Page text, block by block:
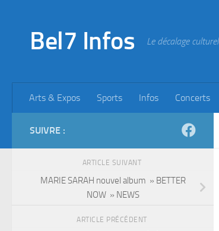
Bel7 Infos Le décalage culturel
Arts & Expos Sports Infos Concerts
SUIVRE :
ARTICLE SUIVANT
MARIE SARAH nouvel album » BETTER
NOW » NEWS
ARTICLE PRÉCÉDENT